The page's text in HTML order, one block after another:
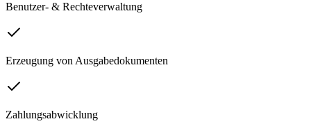
Benutzer- & Rechteverwaltung
Erzeugung von Ausgabedokumenten
Zahlungsabwicklung